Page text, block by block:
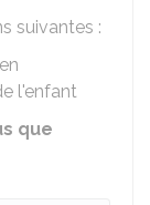
suivantes :
l'enfant
que